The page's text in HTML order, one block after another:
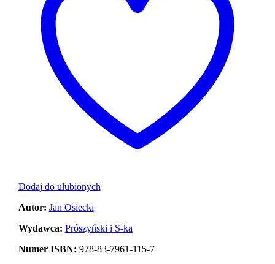
Dodaj do ulubionych
Autor: Jan Osiecki
Wydawca: Prószyński i S-ka
Numer ISBN: 978-83-7961-115-7